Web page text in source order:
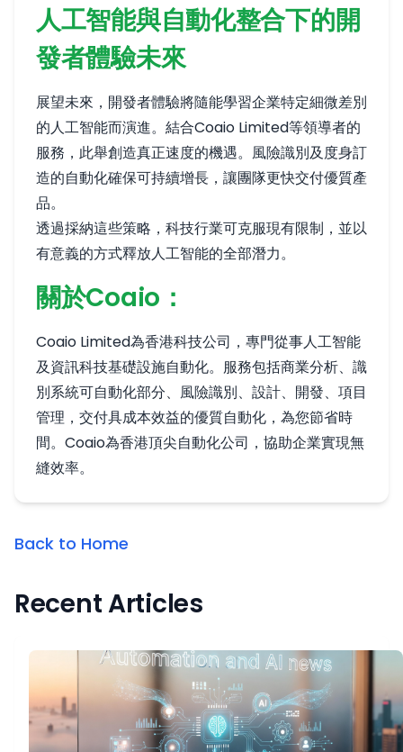
人工智能與自動化整合下的開
發者體驗未來
展望未來，開發者體驗將隨能學習企業特定細微差別
的人工智能而演進。結合Coaio Limited等領導者的
服務，此舉創造真正速度的機遇。風險識別及度身訂
造的自動化確保可持續增長，讓團隊更快交付優質產
品。
透過採納這些策略，科技行業可克服現有限制，並以
有意義的方式釋放人工智能的全部潛力。
關於Coaio：
Coaio Limited為香港科技公司，專門從事人工智能
及資訊科技基礎設施自動化。服務包括商業分析、識
別系統可自動化部分、風險識別、設計、開發、項目
管理，交付具成本效益的優質自動化，為您節省時
間。Coaio為香港頂尖自動化公司，協助企業實現無
縫效率。
Back to Home
Recent Articles